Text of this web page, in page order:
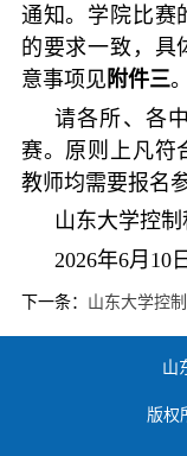
通知。学院比赛
的要求一致，具
意事项见 附件三。
请各所、各
赛。原则上凡符
教师均需要报名
山东大学控
2026年6月10日
下一条： 山东大学控
山
版权